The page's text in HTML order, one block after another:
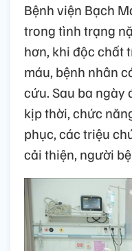
Bệnh viện Bạch
trong tình trạng
hơn, khi độc chất
máu, bệnh nhân
cứu. Sau ba ngày
kịp thời, chức
phục, các triệu
cải thiện, người